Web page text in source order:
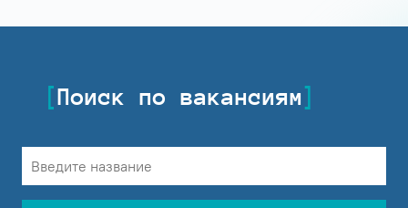
Поиск по вакансиям